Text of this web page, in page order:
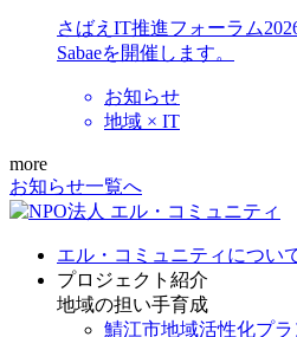
さばえIT推進フォーラム
Sabaeを開催します。
お知らせ
地域 × IT
more
お知らせ一覧へ
エル・コミュニティについ
プロジェクト紹介
地域の担い手育成
鯖江市地域活性化プラ